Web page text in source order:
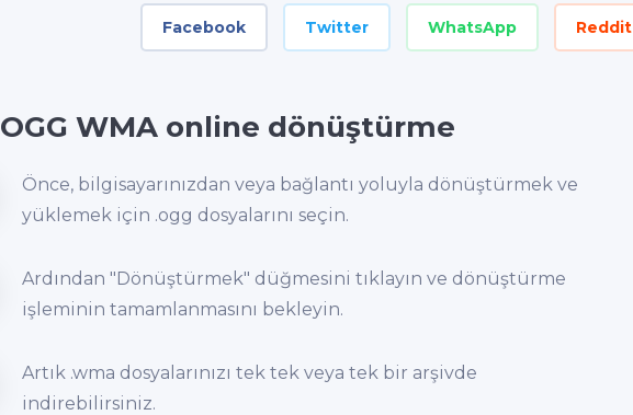
Facebook Twitter WhatsApp Reddit
OGG WMA online dönüştürme
Önce, bilgisayarınızdan veya bağlantı yoluyla dönüştürmek ve
yüklemek için .ogg dosyalarını seçin.
Ardından "Dönüştürmek" düğmesini tıklayın ve dönüştürme
işleminin tamamlanmasını bekleyin.
Artık .wma dosyalarınızı tek tek veya tek bir arşivde
indirebilirsiniz.